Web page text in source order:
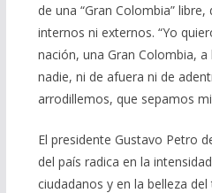
de una “Gran Colombia”
internos ni externos. “Yo
nación, una Gran Colombia,
nadie, ni de afuera ni de
arrodillemos, que sepamos
El presidente Gustavo Petro
del país radica en la
ciudadanos y en la belleza